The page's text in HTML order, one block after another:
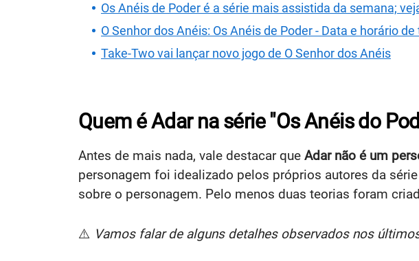
Os Anéis de Poder é a série mais assistida da semana;
O Senhor dos Anéis: Os Anéis de Poder - Data e horário
Take-Two vai lançar novo jogo de O Senhor dos Anéis
Quem é Adar na série "Os Anéis do
Antes de mais nada, vale destacar que Adar não é um
personagem foi idealizado pelos próprios autores da
sobre o personagem. Pelo menos duas teorias foram
⚠️ Vamos falar de alguns detalhes observados nos